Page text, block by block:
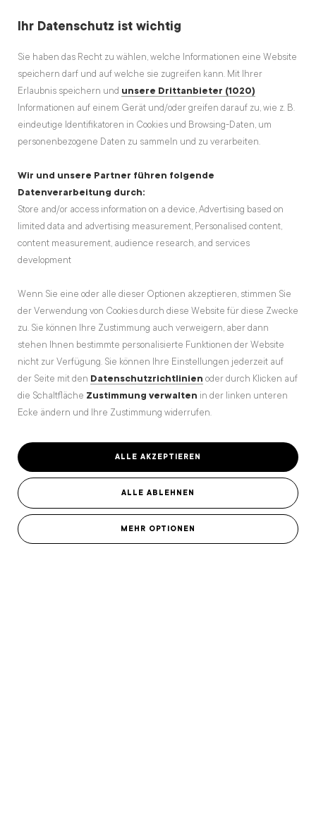
Ihr Datenschutz ist wichtig
Sie haben das Recht zu wählen, welche Informationen eine Website
speichern darf und auf welche sie zugreifen kann. Mit Ihrer
Erlaubnis speichern und unsere Drittanbieter (1020)
Informationen auf einem Gerät und/oder greifen darauf zu, wie z. B.
eindeutige Identifikatoren in Cookies und Browsing-Daten, um
personenbezogene Daten zu sammeln und zu verarbeiten.
Wir und unsere Partner führen folgende
Datenverarbeitung durch:
Store and/or access information on a device, Advertising based on
limited data and advertising measurement, Personalised content,
content measurement, audience research, and services
development
Wenn Sie eine oder alle dieser Optionen akzeptieren, stimmen Sie
der Verwendung von Cookies durch diese Website für diese Zwecke
zu. Sie können Ihre Zustimmung auch verweigern, aber dann
stehen Ihnen bestimmte personalisierte Funktionen der Website
nicht zur Verfügung. Sie können Ihre Einstellungen jederzeit auf
der Seite mit den Datenschutzrichtlinien oder durch Klicken auf
die Schaltfläche Zustimmung verwalten in der linken unteren
Ecke ändern und Ihre Zustimmung widerrufen.
ALLE AKZEPTIEREN
ALLE ABLEHNEN
MEHR OPTIONEN